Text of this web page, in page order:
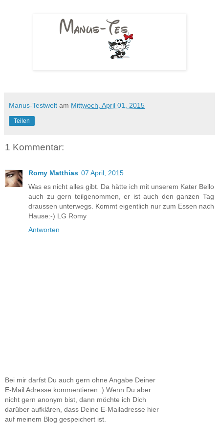
Manus-Testwelt am Mittwoch, April 01, 2015
Teilen
1 Kommentar:
Romy Matthias 07 April, 2015
Was es nicht alles gibt. Da hätte ich mit unserem Kater Bello
auch zu gern teilgenommen, er ist auch den ganzen Tag
draussen unterwegs. Kommt eigentlich nur zum Essen nach
Hause:-) LG Romy
Antworten
Bei mir darfst Du auch gern ohne Angabe Deiner
E-Mail Adresse kommentieren :) Wenn Du aber
nicht gern anonym bist, dann möchte ich Dich
darüber aufklären, dass Deine E-Mailadresse hier
auf meinem Blog gespeichert ist.